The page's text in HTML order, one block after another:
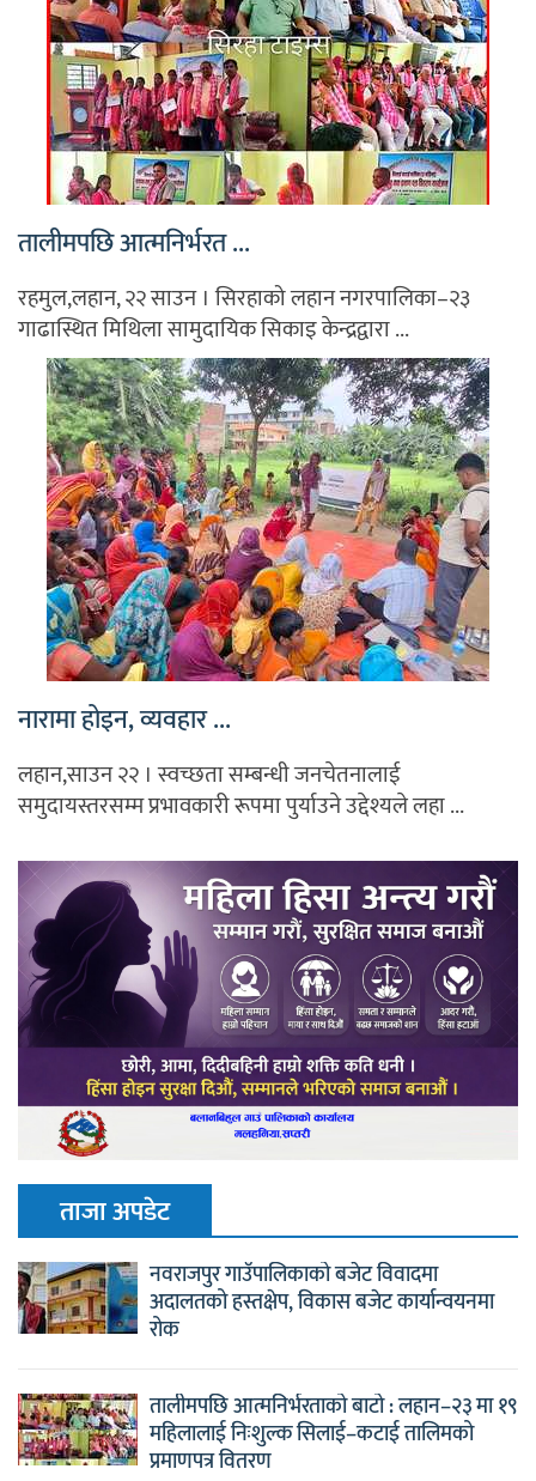
तालीमपछि आत्मनिर्भरत ...
रहमुल,लहान, २२ साउन । सिरहाको लहान नगरपालिका–२३
गाढास्थित मिथिला सामुदायिक सिकाइ केन्द्रद्वारा ...
नारामा होइन, व्यवहार ...
लहान,साउन २२ । स्वच्छता सम्बन्धी जनचेतनालाई
समुदायस्तरसम्म प्रभावकारी रूपमा पुर्याउने उद्देश्यले लहा ...
ताजा अपडेट
नवराजपुर गाउँपालिकाको बजेट विवादमा
अदालतको हस्तक्षेप, विकास बजेट कार्यान्वयनमा
रोक
तालीमपछि आत्मनिर्भरताको बाटो : लहान–२३ मा १९
महिलालाई निःशुल्क सिलाई–कटाई तालिमको
प्रमाणपत्र वितरण